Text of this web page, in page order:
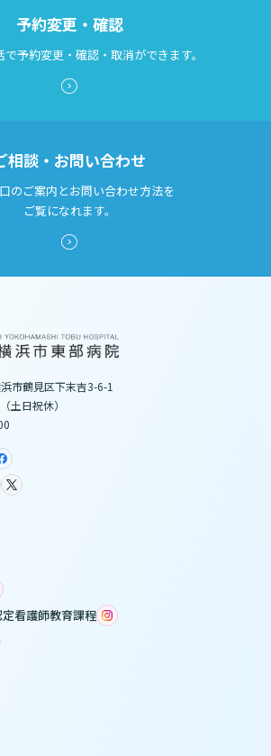
予約変更・確認
予約変更・確認・取消ができます。
相談・お問い合わせ
のご案内とお問い合わせ方法を
ご覧になれます。
市鶴見区下末吉3-6-1
日祝休）
看護師教育課程